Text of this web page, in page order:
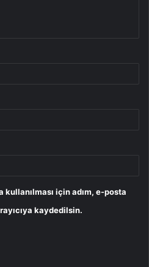
kullanılması için adım, e-posta
kaydedilsin.